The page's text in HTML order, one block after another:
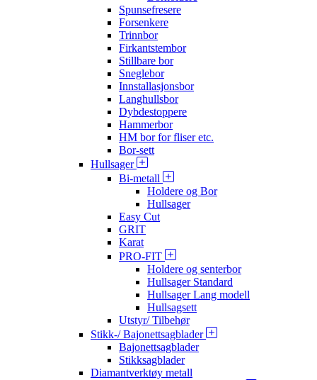
Spunsefresere
Forsenkere
Trinnbor
Firkantstembor
Stillbare bor
Sneglebor
Innstallasjonsbor
Langhullsbor
Dybdestoppere
Hammerbor
HM bor for fliser etc.
Bor-sett
Hullsager
Bi-metall
Holdere og Bor
Hullsager
Easy Cut
GRIT
Karat
PRO-FIT
Holdere og senterbor
Hullsager Standard
Hullsager Lang modell
Hullsagsett
Utstyr/ Tilbehør
Stikk-/ Bajonettsagblader
Bajonettsagblader
Stikksagblader
Diamantverktøy metall